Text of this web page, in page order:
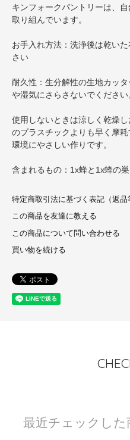
キンフォークパントリーは、
取り組んでいます。
お手入れ方法：洗浄後は乾い
さい
耐久性：生分解性の生地カッ
や湿気にさらさないでください
使用しないときは涼しく乾燥
のプラスチックよりも早く摩
環境にやさしい作りです。
含まれるもの：1x蜂と1x蜂の巣
特定商取引法に基づく表記（返品
この商品を友達に教える
この商品について問い合わせる
買い物を続ける
最近チェックし